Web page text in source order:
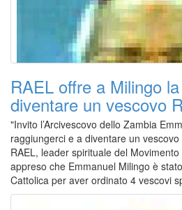
RAEL offre a Milingo
diventare un vescovo
"Invito l’Arcivescovo dello Zambia
raggiungerci e a diventare un
RAEL, leader spirituale del
appreso che Emmanuel Milingo è
Cattolica per aver ordinato 4 vescovi